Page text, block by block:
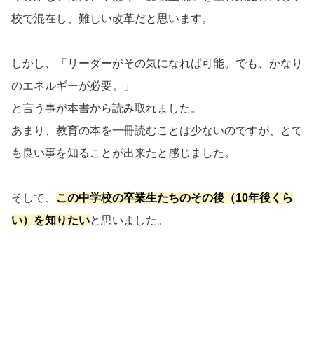
校で混在し、難しい改革だと思います。
しかし、「リーダーがその気になれば可能。でも、かなり
のエネルギーが必要。」
と言う事が本書から読み取れました。
あまり、教育の本を一冊読むことは少ないのですが、とて
も良い事を知ることが出来たと感じました。
そして、 この中学校の卒業生たちのその後（10年後くら
い）を知りたいと思いました。